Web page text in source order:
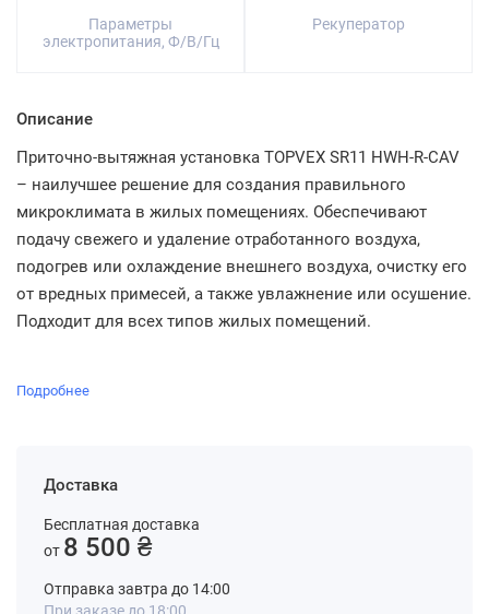
Параметры
электропитания, Ф/В/Гц
Рекуператор
Описание
Приточно-вытяжная установка TOPVEX SR11 HWH-R-CAV
– наилучшее решение для создания правильного
микроклимата в жилых помещениях. Обеспечивают
подачу свежего и удаление отработанного воздуха,
подогрев или охлаждение внешнего воздуха, очистку его
от вредных примесей, а также увлажнение или осушение.
Подходит для всех типов жилых помещений.
Подробнее
Доставка
Бесплатная доставка
от 8 500 ₴
Отправка завтра до 14:00